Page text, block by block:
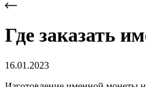
Где заказать
16.01.2023